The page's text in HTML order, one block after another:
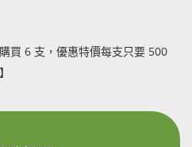
買 6 支，優惠特價每支只要 500